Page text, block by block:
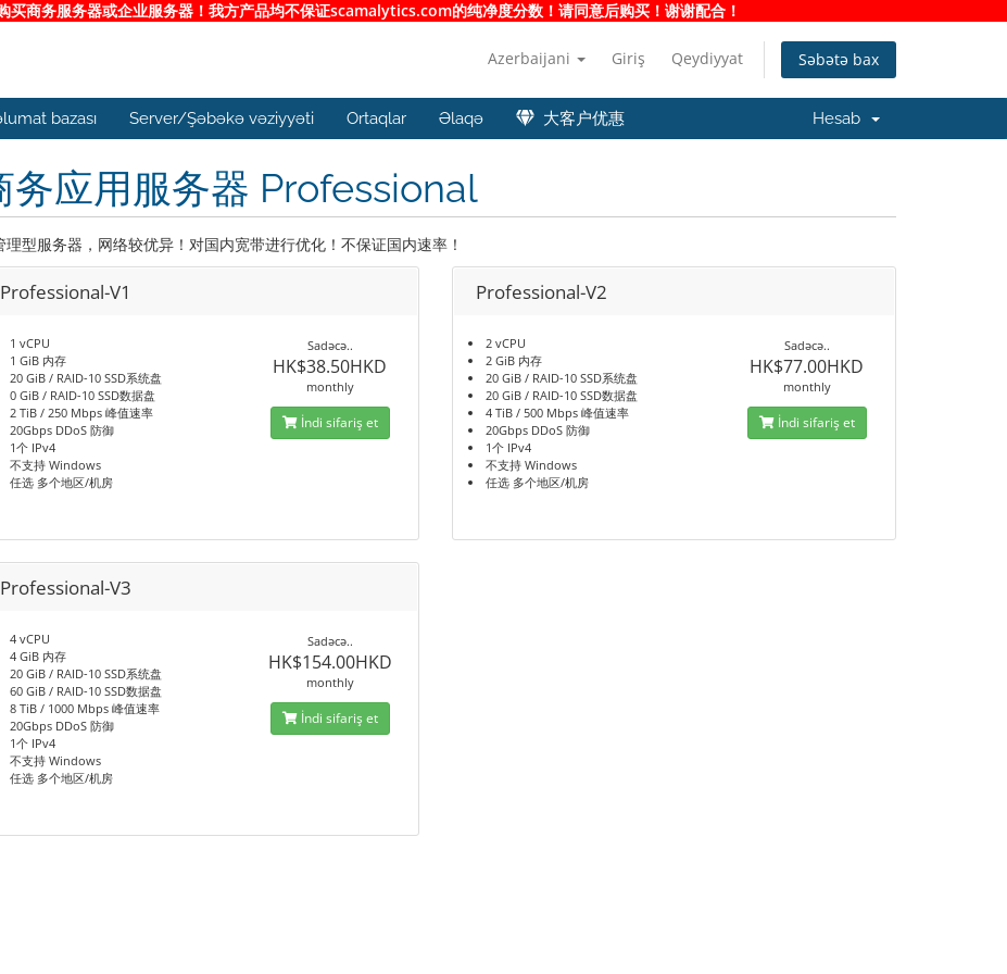
买商务服务器或企业服务器！我方产品均不保证scamalytics.com的纯净度分数！请同意后购买！谢谢配合！
Azerbaijani Giriş Qeydiyyat Səbətə bax
bazası Server/Şəbəkə vəziyyəti Ortaqlar Əlaqə 大客户优惠 Hesab
务应用服务器 Professional
理型服务器，网络较优异！对国内宽带进行优化！不保证国内速率！
Professional-V1
1 vCPU
1 GiB 内存
20 GiB / RAID-10 SSD系统盘
0 GiB / RAID-10 SSD数据盘
2 TiB / 250 Mbps 峰值速率
20Gbps DDoS 防御
1个 IPv4
不支持 Windows
任选 多个地区/机房
Sadəcə..
HK$38.50HKD
monthly
İndi sifariş et
Professional-V2
2 vCPU
2 GiB 内存
20 GiB / RAID-10 SSD系统盘
20 GiB / RAID-10 SSD数据盘
4 TiB / 500 Mbps 峰值速率
20Gbps DDoS 防御
1个 IPv4
不支持 Windows
任选 多个地区/机房
Sadəcə..
HK$77.00HKD
monthly
İndi sifariş et
Professional-V3
4 vCPU
4 GiB 内存
20 GiB / RAID-10 SSD系统盘
60 GiB / RAID-10 SSD数据盘
8 TiB / 1000 Mbps 峰值速率
20Gbps DDoS 防御
1个 IPv4
不支持 Windows
任选 多个地区/机房
Sadəcə..
HK$154.00HKD
monthly
İndi sifariş et